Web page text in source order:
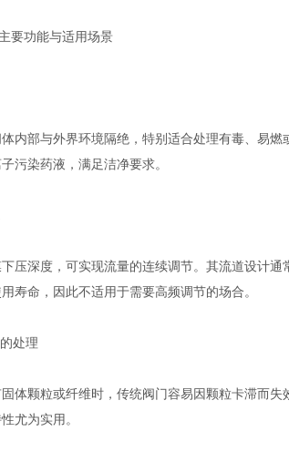
功能与适用场景
部与外界环境隔绝，特别适合处理有毒、易燃
污染药液，满足洁净要求。
深度，可实现流量的连续调节。其流道设计通
寿命，因此不适用于需要高频调节的场合。
处理
颗粒或纤维时，传统阀门容易因颗粒卡滞而失
尤为实用。